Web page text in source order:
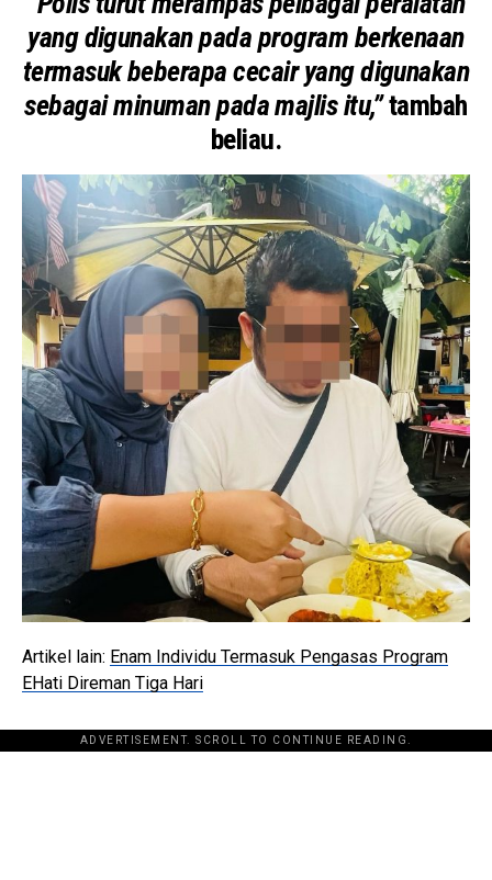
yang digunakan pada program berkenaan
termasuk beberapa cecair yang digunakan
sebagai minuman pada majlis itu,”tambah
beliau.
Artikel lain: Enam Individu Termasuk Pengasas Program
EHati Direman Tiga Hari
ADVERTISEMENT. SCROLL TO CONTINUE READING.